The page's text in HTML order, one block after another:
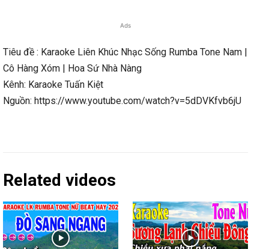
Ads
Tiêu đề : Karaoke Liên Khúc Nhạc Sống Rumba Tone Nam |
Cô Hàng Xóm | Hoa Sứ Nhà Nàng
Kênh: Karaoke Tuấn Kiệt
Nguồn: https://www.youtube.com/watch?v=5dDVKfvb6jU
Related videos